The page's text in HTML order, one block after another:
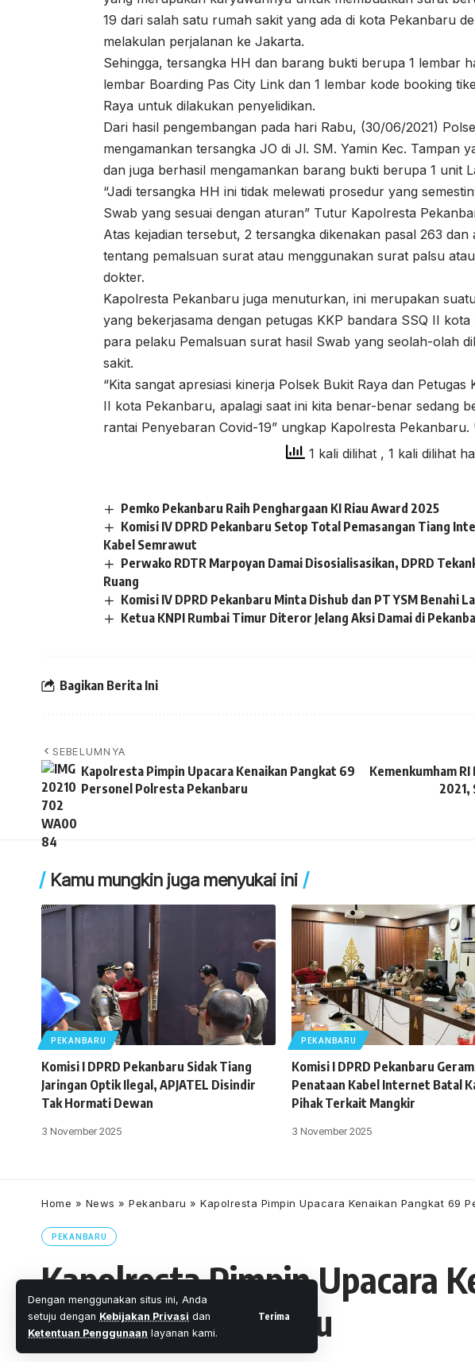
Dengan menggunakan situs ini, Anda
setuju dengan Kebijakan Privasi dan
Ketentuan Penggunaan layanan kami.
Terima
19 dari salah satu rumah sakit yang ada di kota Pekanbaru
melakulan perjalanan ke Jakarta.
Sehingga, tersangka HH dan barang bukti berupa 1 lembar
lembar Boarding Pas City Link dan 1 lembar kode booking
Raya untuk dilakukan penyelidikan.
Dari hasil pengembangan pada hari Rabu, (30/06/2021)
mengamankan tersangka JO di Jl. SM. Yamin Kec. Tampan
dan juga berhasil mengamankan barang bukti berupa 1 unit
“Jadi tersangka HH ini tidak melewati prosedur yang
Swab yang sesuai dengan aturan” Tutur Kapolresta
Atas kejadian tersebut, 2 tersangka dikenakan pasal 263 dan
tentang pemalsuan surat atau menggunakan surat palsu
dokter.
Kapolresta Pekanbaru juga menuturkan, ini merupakan
yang bekerjasama dengan petugas KKP bandara SSQ II
para pelaku Pemalsuan surat hasil Swab yang seolah-olah
sakit.
“Kita sangat apresiasi kinerja Polsek Bukit Raya dan
II kota Pekanbaru, apalagi saat ini kita benar-benar sedang
rantai Penyebaran Covid-19” ungkap Kapolresta
1 kali dilihat , 1 kali dilihat
Pemko Pekanbaru Raih Penghargaan KI Riau Award 2025
Komisi IV DPRD Pekanbaru Setop Total Pemasangan Tiang
Kabel Semrawut
Perwako RDTR Marpoyan Damai Disosialisasikan, DPRD
Ruang
Komisi IV DPRD Pekanbaru Minta Dishub dan PT YSM Benahi
Ketua KNPI Rumbai Timur Diteror Jelang Aksi Damai di
Bagikan Berita Ini
SEBELUMNYA
Kapolresta Pimpin Upacara Kenaikan Pangkat 69
Personel Polresta Pekanbaru
Kemenkumham RI
2021,
Kamu mungkin juga menyukai ini
PEKANBARU
Komisi I DPRD Pekanbaru Sidak Tiang
Jaringan Optik Ilegal, APJATEL Disindir
Tak Hormati Dewan
3 November 2025
PEKANBARU
Komisi I DPRD Pekanbaru
Penataan Kabel Internet Batal
Pihak Terkait Mangkir
3 November 2025
Home » News » Pekanbaru » Kapolresta Pimpin Upacara Kenaikan Pangkat 69
PEKANBARU
Kapolresta Pimpin Upacara
Polresta Pekanbaru